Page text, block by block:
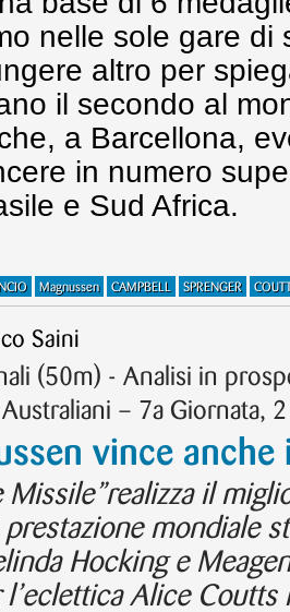
nelle sole gare di
altro per
il secondo al
a Barcellona,
in numero
e Sud Africa.
Magnussen CAMPBELL SPRENGER
Saini
(50m) - Analisi in
– 7a Giornata,
vince anche
il
prestazione mondiale
Hocking e
Alice Coutts